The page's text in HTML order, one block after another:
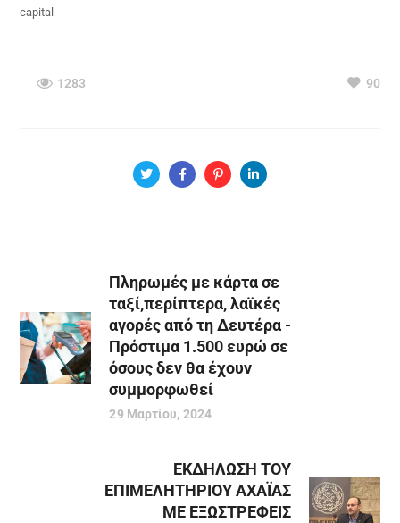
capital
1283 90
Πληρωμές με κάρτα σε
ταξί,περίπτερα, λαϊκές
αγορές από τη Δευτέρα -
Πρόστιμα 1.500 ευρώ σε
όσους δεν θα έχουν
συμμορφωθεί
29 Μαρτίου, 2024
ΕΚΔΗΛΩΣΗ ΤΟΥ
ΕΠΙΜΕΛΗΤΗΡΙΟΥ ΑΧΑΪΑΣ
ΜΕ ΕΞΩΣΤΡΕΦΕΙΣ